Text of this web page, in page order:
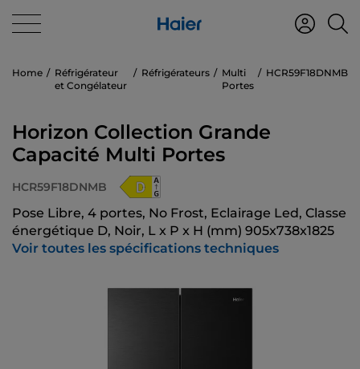
Home
Réfrigérateur
et Congélateur
Réfrigérateurs
Multi
Portes
HCR59F18DNMB
Horizon Collection Grande
Capacité Multi Portes
HCR59F18DNMB
Pose Libre, 4 portes, No Frost, Eclairage Led, Classe
énergétique D, Noir, L x P x H (mm) 905x738x1825
Voir toutes les spécifications techniques